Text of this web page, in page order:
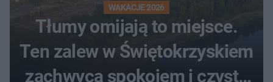
WAKACJE 2026
Tłumy omijają to miejsce.
Ten zalew w Świętokrzyskiem
zachwyca spokojem i czystą